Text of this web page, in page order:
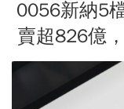
0056新納5
賣超826億